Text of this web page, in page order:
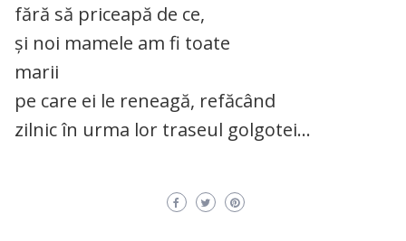
fără să priceapă de ce,
și noi mamele am fi toate
marii
pe care ei le reneagă, refăcând
zilnic în urma lor traseul golgotei…